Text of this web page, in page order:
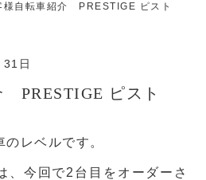
様自転車紹介 PRESTIGE ピスト
日
PRESTIGE ピスト
レベルです。
、今回で2台目をオーダーさ